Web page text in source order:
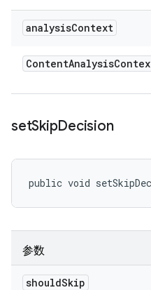
analysisContext
ContentAnalysis
setSkipDecision
public void
参数
shouldSkip